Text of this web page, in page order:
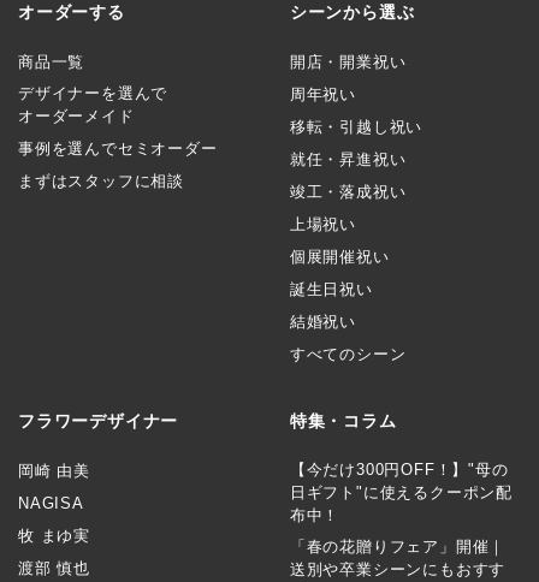
オーダーする
商品一覧
デザイナーを選んで
オーダーメイド
事例を選んでセミオーダー
まずはスタッフに相談
シーンから選ぶ
開店・開業祝い
周年祝い
移転・引越し祝い
就任・昇進祝い
竣工・落成祝い
上場祝い
個展開催祝い
誕生日祝い
結婚祝い
すべてのシーン
フラワーデザイナー
岡崎 由美
NAGISA
牧 まゆ実
渡部 慎也
特集・コラム
【今だけ300円OFF！】"母の
日ギフト"に使えるクーポン配
布中！
「春の花贈りフェア」開催｜
送別や卒業シーンにもおすす